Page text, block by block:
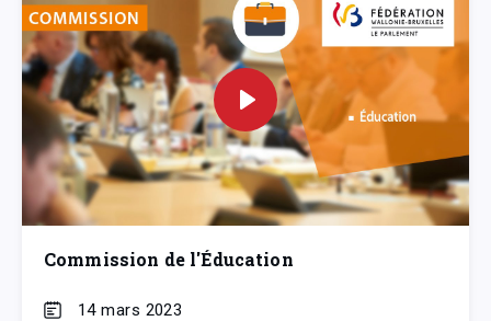
Commission de l'Éducation
14 mars 2023